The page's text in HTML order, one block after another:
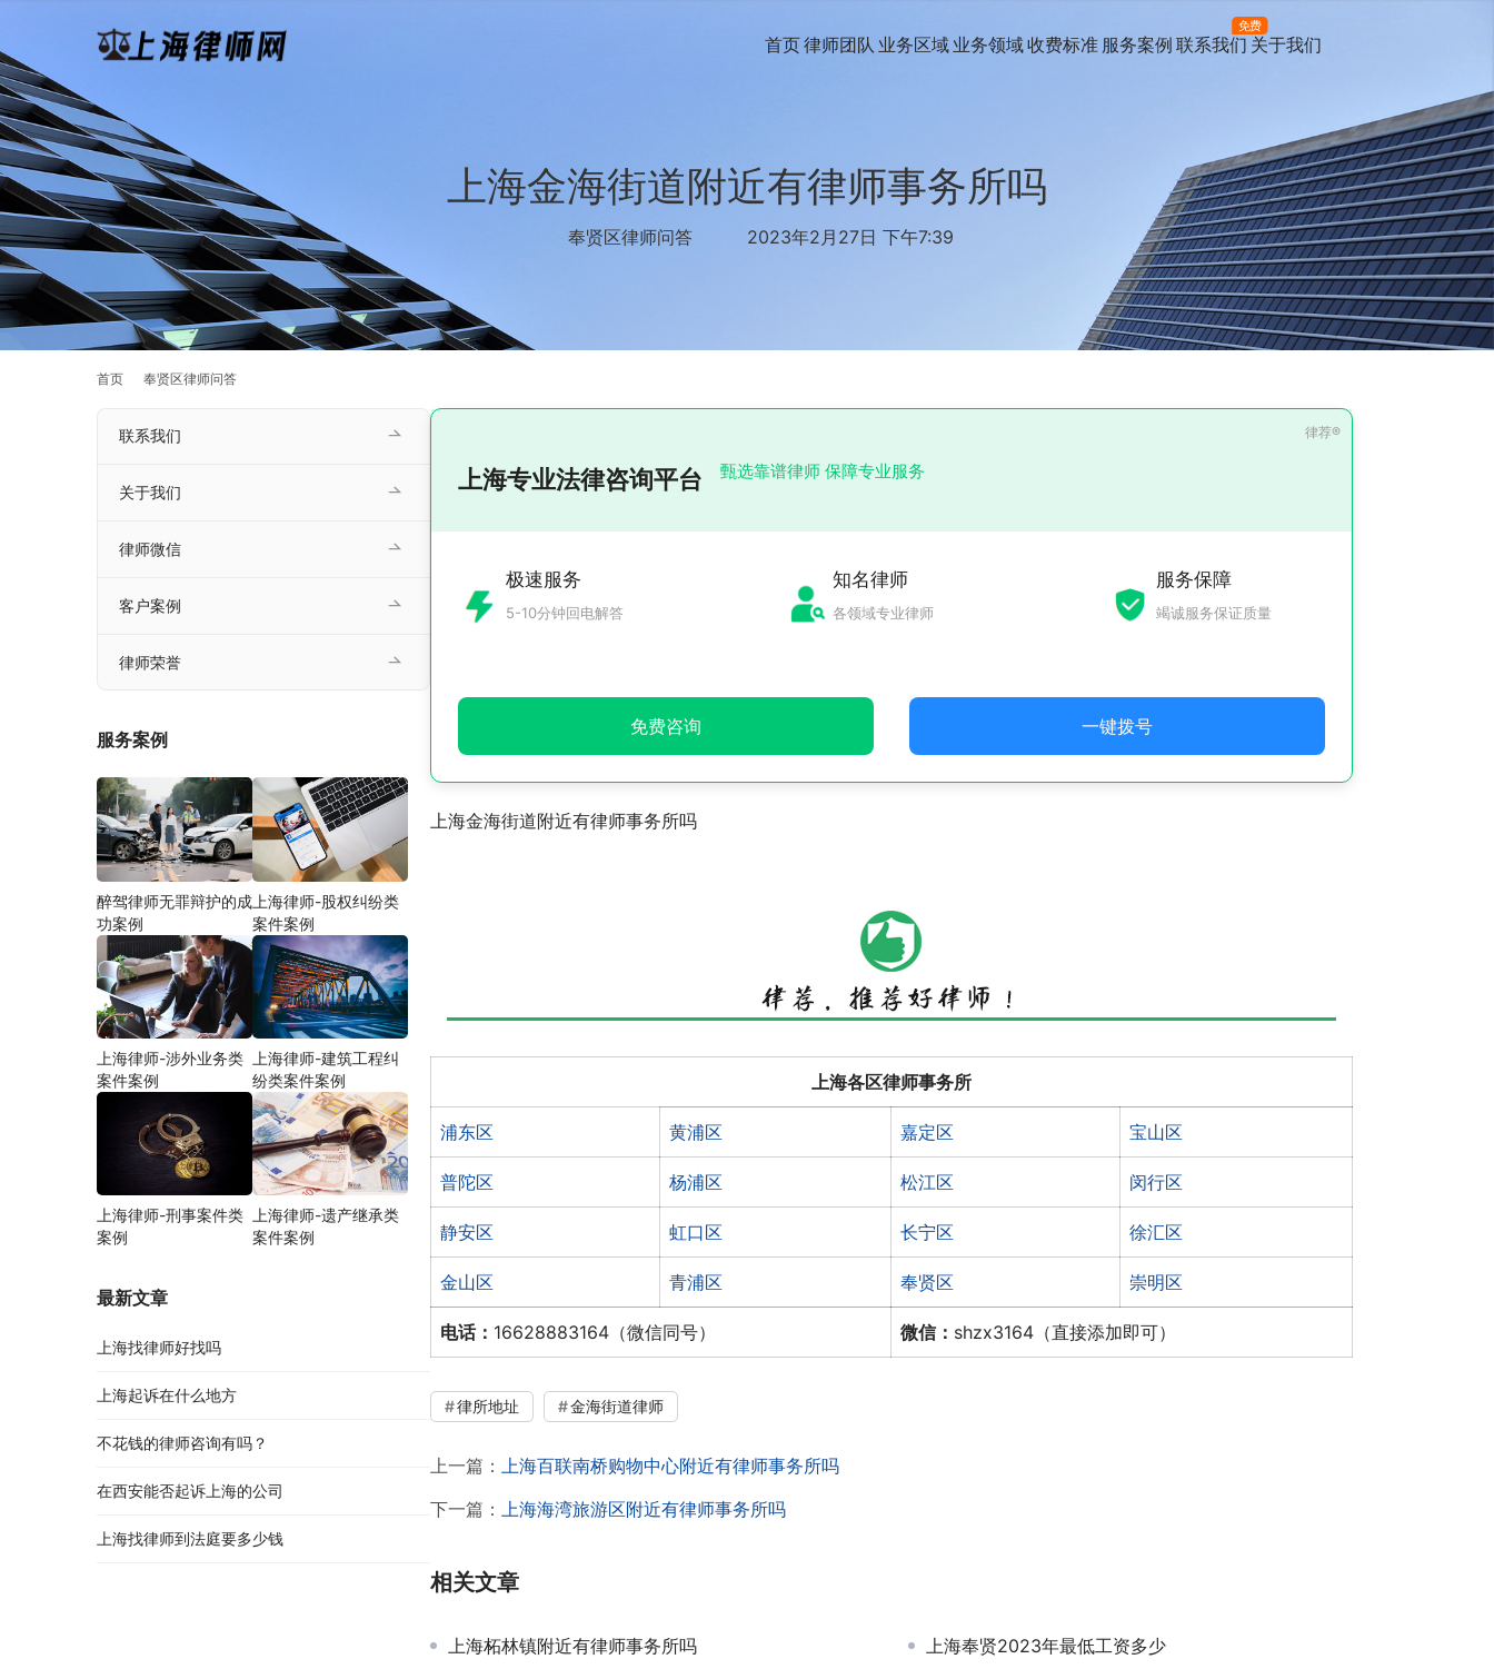
首页律师团队 业务区域 业务领域收费标准 服务案例 联系我们
免费
关于我们
上海金海街道附近有律师事务所吗
奉贤区律师问答 2023年2月27日 下午7:39
首页 奉贤区律师问答
上海专业法律咨询平台 甄选靠谱律师 保障专业服务
极速服务
5-10分钟回电解答
知名律师
各领域专业律师
服务保障
竭诚服务保证质量
免费咨询 一键拨号
上海金海街道附近有律师事务所吗
上海各区律师事务所
浦东区 黄浦区 嘉定区 宝山区
普陀区 杨浦区 松江区 闵行区
静安区 虹口区 长宁区 徐汇区
金山区 青浦区 奉贤区 崇明区
电话： 16628883164（微信同号） 微信： shzx3164（直接添加即可）
律所地址 金海街道律师
上一篇： 上海百联南桥购物中心附近有律师事务所吗
下一篇： 上海海湾旅游区附近有律师事务所吗
相关文章
上海柘林镇附近有律师事务所吗 上海奉贤2023年最低工资多少
联系我们
关于我们
律师微信
客户案例
律师荣誉
服务案例
醉驾律师无罪辩护的成
功案例
上海律师-股权纠纷类
案件案例
上海律师-涉外业务类
案件案例
上海律师-建筑工程纠
纷类案件案例
上海律师-刑事案件类
案例
上海律师-遗产继承类
案件案例
最新文章
上海找律师好找吗
上海起诉在什么地方
不花钱的律师咨询有吗？
在西安能否起诉上海的公司
上海找律师到法庭要多少钱